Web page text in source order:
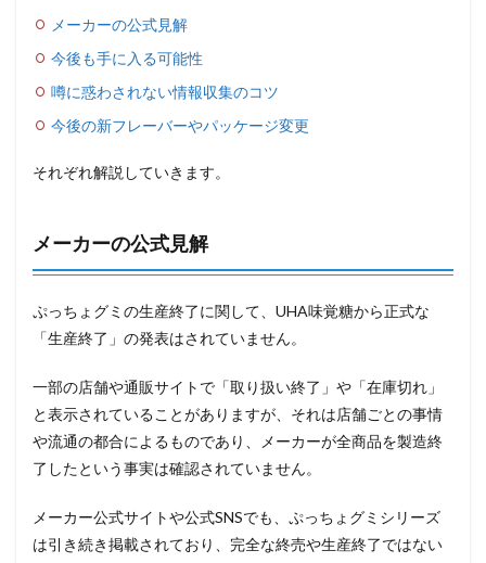
メーカーの公式見解
今後も手に入る可能性
噂に惑わされない情報収集のコツ
今後の新フレーバーやパッケージ変更
それぞれ解説していきます。
メーカーの公式見解
ぷっちょグミの生産終了に関して、UHA味覚糖から正式な
「生産終了」の発表はされていません。
一部の店舗や通販サイトで「取り扱い終了」や「在庫切れ」
と表示されていることがありますが、それは店舗ごとの事情
や流通の都合によるものであり、メーカーが全商品を製造終
了したという事実は確認されていません。
メーカー公式サイトや公式SNSでも、ぷっちょグミシリーズ
は引き続き掲載されており、完全な終売や生産終了ではない